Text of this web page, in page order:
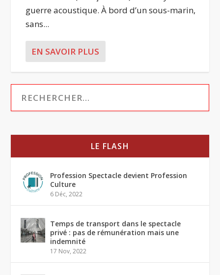
guerre acoustique. À bord d’un sous-marin,
sans...
EN SAVOIR PLUS
LE FLASH
Profession Spectacle devient Profession
Culture
6 Déc, 2022
Temps de transport dans le spectacle
privé : pas de rémunération mais une
indemnité
17 Nov, 2022